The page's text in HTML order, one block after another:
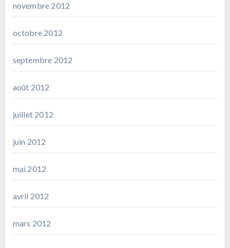
novembre 2012
octobre 2012
septembre 2012
août 2012
juillet 2012
juin 2012
mai 2012
avril 2012
mars 2012